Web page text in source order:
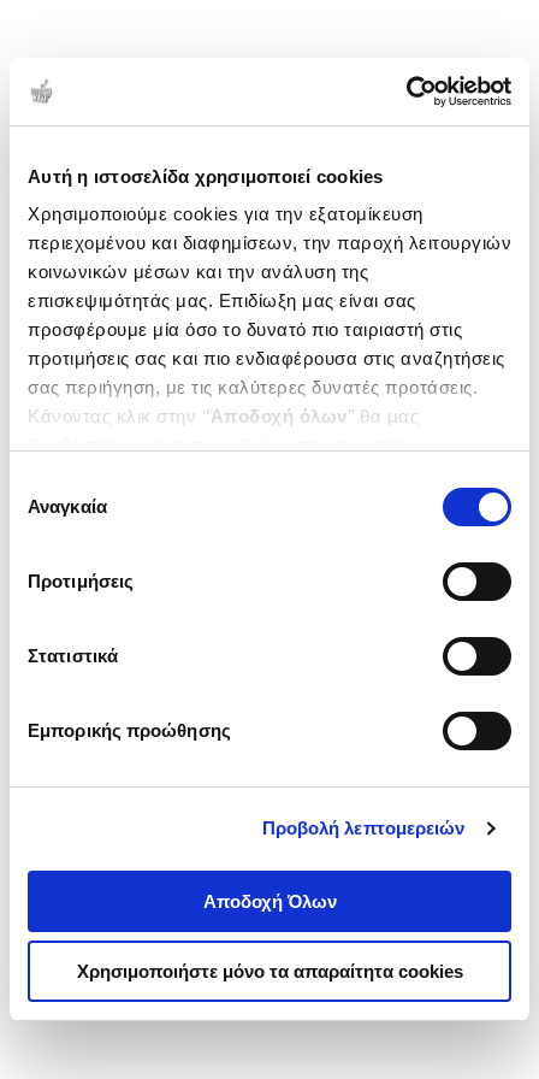
Αυτή η ιστοσελίδα χρησιμοποιεί cookies
Χρησιμοποιούμε cookies για την εξατομίκευση
περιεχομένου και διαφημίσεων, την παροχή λειτουργιών
κοινωνικών μέσων και την ανάλυση της
επισκεψιμότητάς μας. Επιδίωξη μας είναι σας
προσφέρουμε μία όσο το δυνατό πιο ταιριαστή στις
προτιμήσεις σας και πιο ενδιαφέρουσα στις αναζητήσεις
σας περιήγηση, με τις καλύτερες δυνατές προτάσεις.
Κάνοντας κλικ στην ‘’Αποδοχή όλων’’ θα μας
ενδιαφέρουν και να επιλέξετε από τα παρακάτω με την
΄΄και να ενημερωθείτε σχετικά με
συγκατάθεσης
Αναγκαία
Προτιμήσεις
Στατιστικά
Εμπορικής προώθησης
Προβολή λεπτομερειών
Αποδοχή Όλων
Χρησιμοποιήστε μόνο τα απαραίτητα cookies